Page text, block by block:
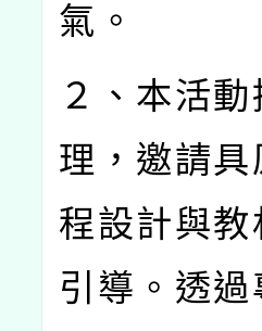
氣。
２、本活
理，邀請
程設計與
引導。透